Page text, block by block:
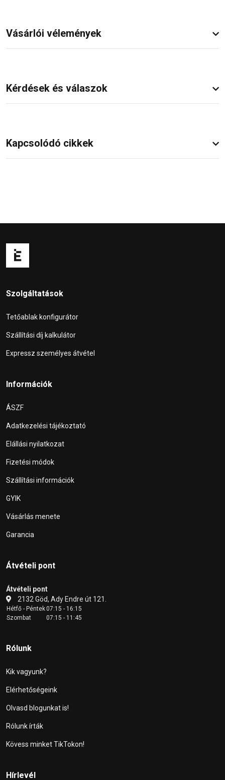
Vásárlói vélemények
Kérdések és válaszok
Kapcsolódó cikkek
Szolgáltatások
Tetőablak konfigurátor
Szállítási díj kalkulátor
Expressz személyes átvétel
Információk
ÁSZF
Adatkezelési tájékoztató
Elállási nyilatkozat
Fizetési módok
Szállítási információk
GYIK
Vásárlás menete
Garancia
Átvételi pont
Átvételi pont
2132 Göd, Ady Endre út 121.
Hétfő - Péntek07:15 - 16:15
Szombat
07:15 - 11:45
Rólunk
Kik vagyunk?
Elérhetőségeink
Olvasd blogunkat is!
Rólunk írták
Kövess minket TikTokon!
Hírlevél